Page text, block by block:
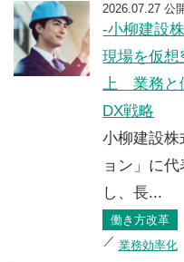
2026.07.27 公
-小柳建設
現場を仮想
上 業務と
DX戦略
小柳建設株
ョン」に
し、長...
働き方改革
業務効率化